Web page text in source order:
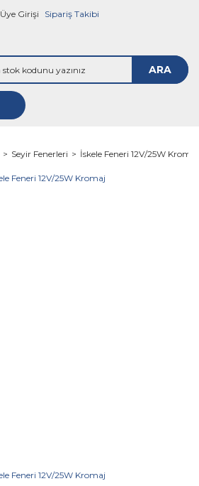
Üye Girişi Sipariş Takibi
ARA
Seyir Fenerleri İskele Feneri 12V/25W Kromaj